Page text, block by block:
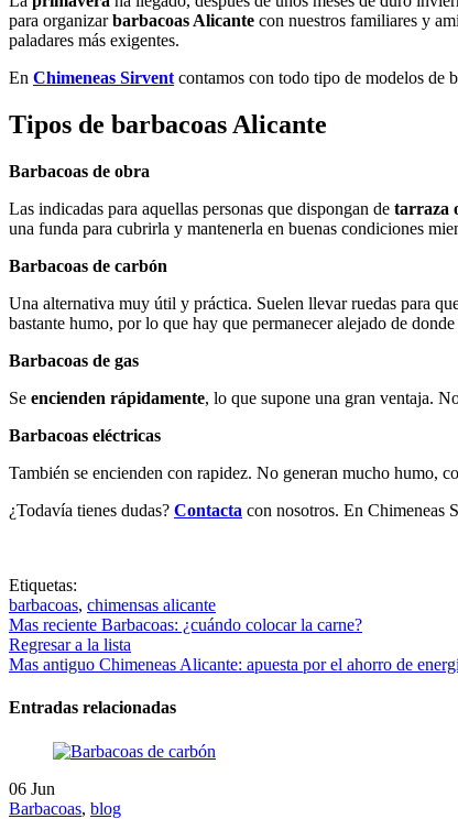
para organizarbarbacoas Alicante con nuestros familiares y
paladares más exigentes.
En Chimeneas Sirvent contamos con todo tipo de modelos de
Tipos de barbacoas Alicante
Barbacoas de obra
Las indicadas para aquellas personas que dispongan de tarraza
una funda para cubrirla y mantenerla en buenas condiciones
Barbacoas de carbón
Una alternativa muy útil y práctica. Suelen llevar ruedas para
bastante humo, por lo que hay que permanecer alejado de
Barbacoas de gas
Se encienden rápidamente, lo que supone una gran ventaja.
Barbacoas eléctricas
También se encienden con rapidez. No generan mucho humo,
¿Todavía tienes dudas? Contacta con nosotros. En Chimeneas
Etiquetas:
barbacoas, chimensas alicante
Mas reciente Barbacoas: ¿cuándo colocar la carne?
Regresar a la lista
Mas antiguo Chimeneas Alicante: apuesta por el ahorro de
Entradas relacionadas
06 Jun
Barbacoas, blog